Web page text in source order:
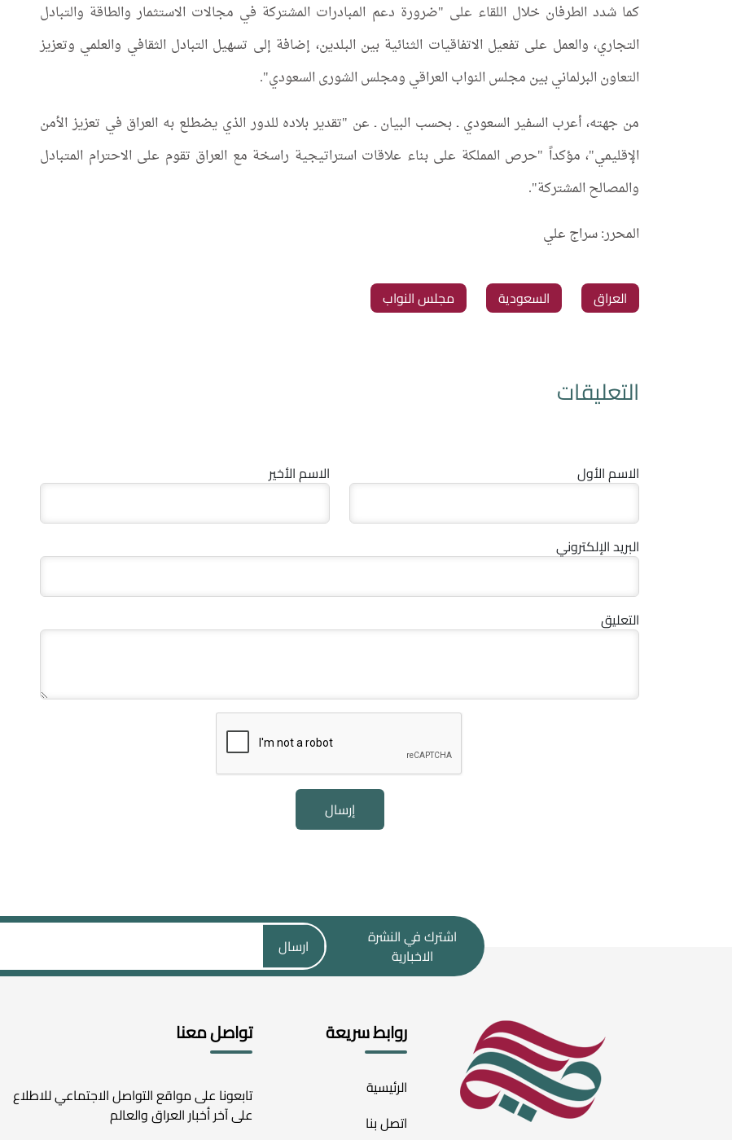
كما شدد الطرفان خلال اللقاء على "ضرورة دعم المبادرات المشتركة في مجالات الاستثمار والطاقة والتبادل
التجاري، والعمل على تفعيل الاتفاقيات الثنائية بين البلدين، إضافة إلى تسهيل التبادل الثقافي والعلمي وتعزيز
التعاون البرلماني بين مجلس النواب العراقي ومجلس الشورى السعودي".
من جهته، أعرب السفير السعودي ـ بحسب البيان ـ عن "تقدير بلاده للدور الذي يضطلع به العراق في تعزيز الأمن
الإقليمي"، مؤكداً "حرص المملكة على بناء علاقات استراتيجية راسخة مع العراق تقوم على الاحترام المتبادل
والمصالح المشتركة".
المحرر: سراج علي
العراق السعودية مجلس النواب
التعليقات
الاسم الأول الاسم الأخير
البريد الإلكتروني
التعليق
إرسال
اشترك في النشرة
الاخبارية
ارسال
روابط سريعة
الرئيسية
اتصل بنا
تواصل معنا
تابعونا على مواقع التواصل الاجتماعي للاطلاع
على آخر أخبار العراق والعالم